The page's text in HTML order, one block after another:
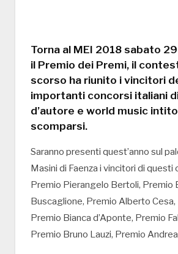
Torna al MEI 2018 sabato
il Premio dei Premi, il
scorso ha riunito i vincitori
importanti concorsi italiani
d’autore e world music
scomparsi.
Saranno presenti quest’anno sul
Masini di Faenza i vincitori di questi
Premio Pierangelo Bertoli, Premio
Buscaglione, Premio Alberto Cesa,
Premio Bianca d’Aponte, Premio
Premio Bruno Lauzi, Premio